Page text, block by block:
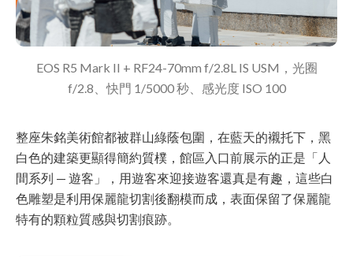
EOS R5 Mark II + RF24-70mm f/2.8L IS USM，光圈
f/2.8、快門 1/5000 秒、感光度 ISO 100
整座朱銘美術館都被群山綠蔭包圍，在藍天的襯托下，黑
白色的建築更顯得簡約質樸，館區入口前展示的正是「人
間系列 — 遊客」，用遊客來迎接遊客還真是有趣，這些白
色雕塑是利用保麗龍切割後翻模而成，表面保留了保麗龍
特有的顆粒質感與切割痕跡。